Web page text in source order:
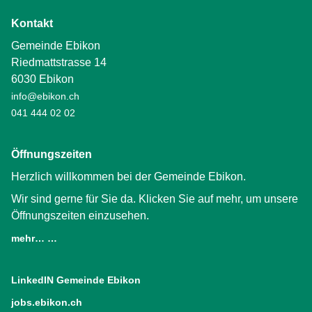
Kontakt
Gemeinde Ebikon
Riedmattstrasse 14
6030 Ebikon
info@ebikon.ch
041 444 02 02
Öffnungszeiten
Herzlich willkommen bei der Gemeinde Ebikon.
Wir sind gerne für Sie da. Klicken Sie auf mehr, um unsere
Öffnungszeiten einzusehen.
mehr… …
LinkedIN Gemeinde Ebikon
jobs.ebikon.ch